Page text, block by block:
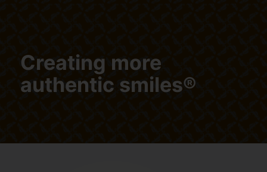
Creating more
authentic smiles®